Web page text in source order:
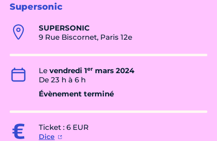
Supersonic
SUPERSONIC
9 Rue Biscornet, Paris 12e
Le vendredi 1er mars 2024
De 23 h à 6 h
Évènement terminé
Ticket : 6 EUR
Dice